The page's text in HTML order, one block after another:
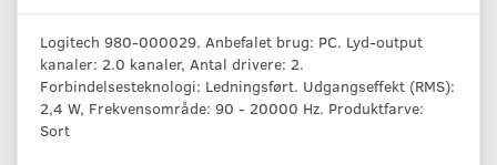
Logitech 980-000029. Anbefalet brug: PC. Lyd-output
kanaler: 2.0 kanaler, Antal drivere: 2.
Forbindelsesteknologi: Ledningsført. Udgangseffekt (RMS):
2,4 W, Frekvensområde: 90 - 20000 Hz. Produktfarve:
Sort